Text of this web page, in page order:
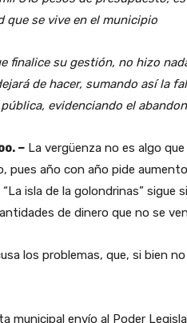
que se vive en el municipio
finalice su gestión, no hizo
de hacer, sumando así la
evidenciando el
– La vergüenza no es algo
pues año con año pide
isla de la golondrinas” sigue
de dinero que no se
los problemas, que, si bien
municipal envío al Poder